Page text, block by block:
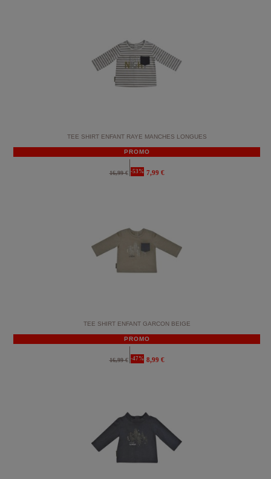
TEE SHIRT ENFANT RAYE MANCHES LONGUES
PROMO
16,99 € -53% 7,99 €
TEE SHIRT ENFANT GARCON BEIGE
PROMO
16,99 € -47% 8,99 €